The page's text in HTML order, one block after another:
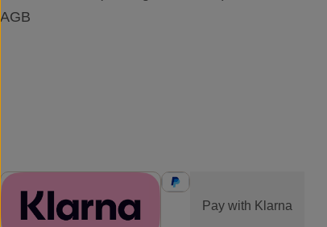
AGB
Pay with Klarna